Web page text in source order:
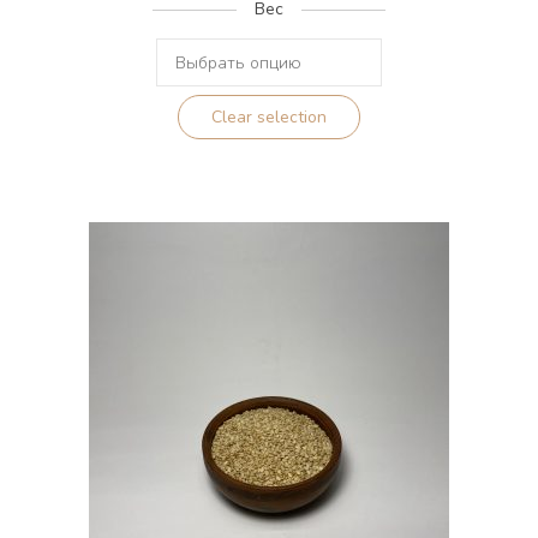
2.00Br
10.00Br
Вес
Clear selection